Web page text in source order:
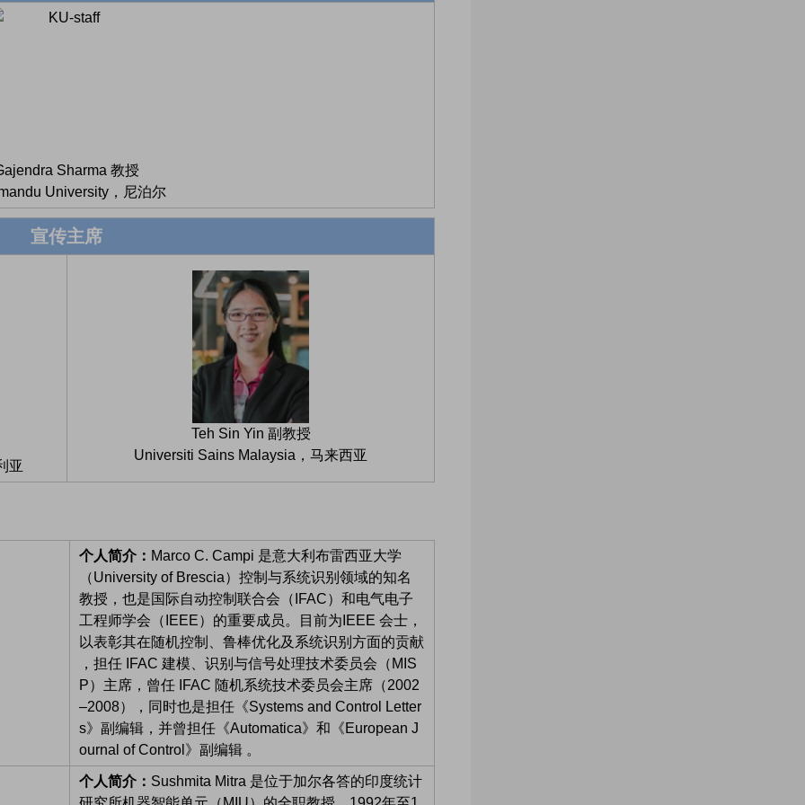
Sharma 教授
University，尼泊尔
宣传主席
亚
Teh Sin Yin 副教授
Universiti Sains Malaysia，马来西亚
个人简介： Marco C. Campi 是意大利布雷西亚大学
（University of Brescia）控制与系统识别领域的知名
教授，也是国际自动控制联合会（IFAC）和电气电子
工程师学会（IEEE）的重要成员。目前为IEEE 会士，
以表彰其在随机控制、鲁棒优化及系统识别方面的贡献
，担任 IFAC 建模、识别与信号处理技术委员会（MIS
P）主席，曾任 IFAC 随机系统技术委员会主席（2002
–2008），同时也是担任《Systems and Control Letter
s》副编辑，并曾担任《Automatica》和《European J
ournal of Control》副编辑 。‌‌
个人简介： Sushmita Mitra 是位于加尔各答的印度统计